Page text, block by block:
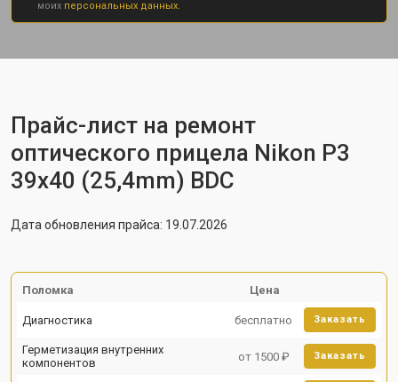
моих персональных данных.
Прайс-лист на ремонт
оптического прицела Nikon P3
39x40 (25,4mm) BDC
Дата обновления прайса: 19.07.2026
Поломка Цена
Диагностика бесплатно Заказать
Герметизация внутренних
компонентов
от 1500 ₽ Заказать